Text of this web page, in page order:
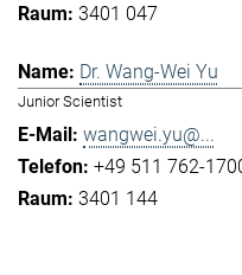
3401 047
Dr. Wang-Wei Yu
Junior Scientist
wangwei.yu@...
+49 511 762-
3401 144